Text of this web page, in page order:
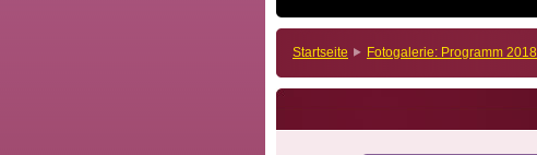
Startseite Fotogalerie: Programm 2018